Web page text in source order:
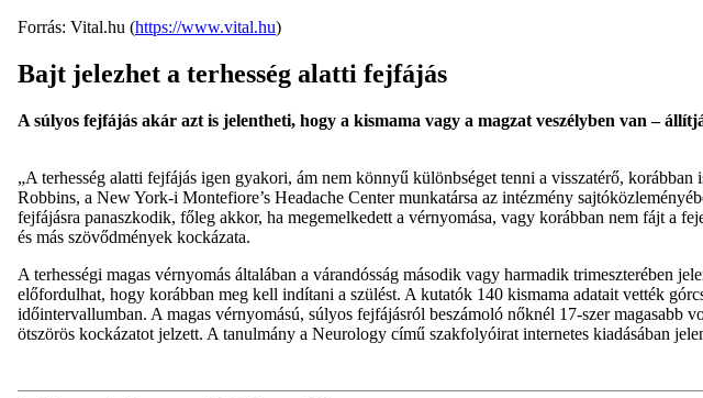
Forrás: Vital.hu (https://www.vital.hu)
Bajt jelezhet a terhesség alatti fejfájás
A súlyos fejfájás akár azt is jelentheti, hogy a kismama vagy a magzat veszélyben van –
„A terhesség alatti fejfájás igen gyakori, ám nem könnyű különbséget tenni a visszatérő,
Robbins, a New York-i Montefiore’s Headache Center munkatársa az intézmény
fejfájásra panaszkodik, főleg akkor, ha megemelkedett a vérnyomása, vagy korábban nem fájt a
és más szövődmények kockázata.
A terhességi magas vérnyomás általában a várandósság második vagy harmadik trimeszterében
előfordulhat, hogy korábban meg kell indítani a szülést. A kutatók 140 kismama adatait vették
időintervallumban. A magas vérnyomású, súlyos fejfájásról beszámoló nőknél 17-szer
ötszörös kockázatot jelzett. A tanulmány a Neurology című szakfolyóirat internetes kiadásában